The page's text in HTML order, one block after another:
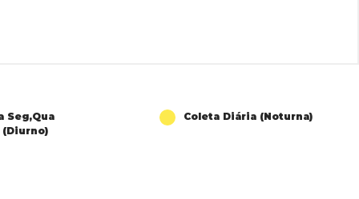
Seg,Qua
(Diurno)
Coleta Diária (Noturna)